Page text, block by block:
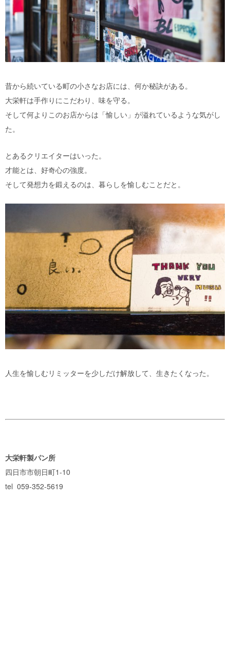
昔から続いている町の小さなお店には、何か秘訣がある。
大栄軒は手作りにこだわり、味を守る。
そして何よりこのお店からは「愉しい」が溢れているような気がし
た。
とあるクリエイターはいった。
才能とは、好奇心の強度。
そして発想力を鍛えるのは、暮らしを愉しむことだと。
人生を愉しむリミッターを少しだけ解放して、生きたくなった。
大栄軒製パン所
四日市市朝日町1-10
tel 059-352-5619